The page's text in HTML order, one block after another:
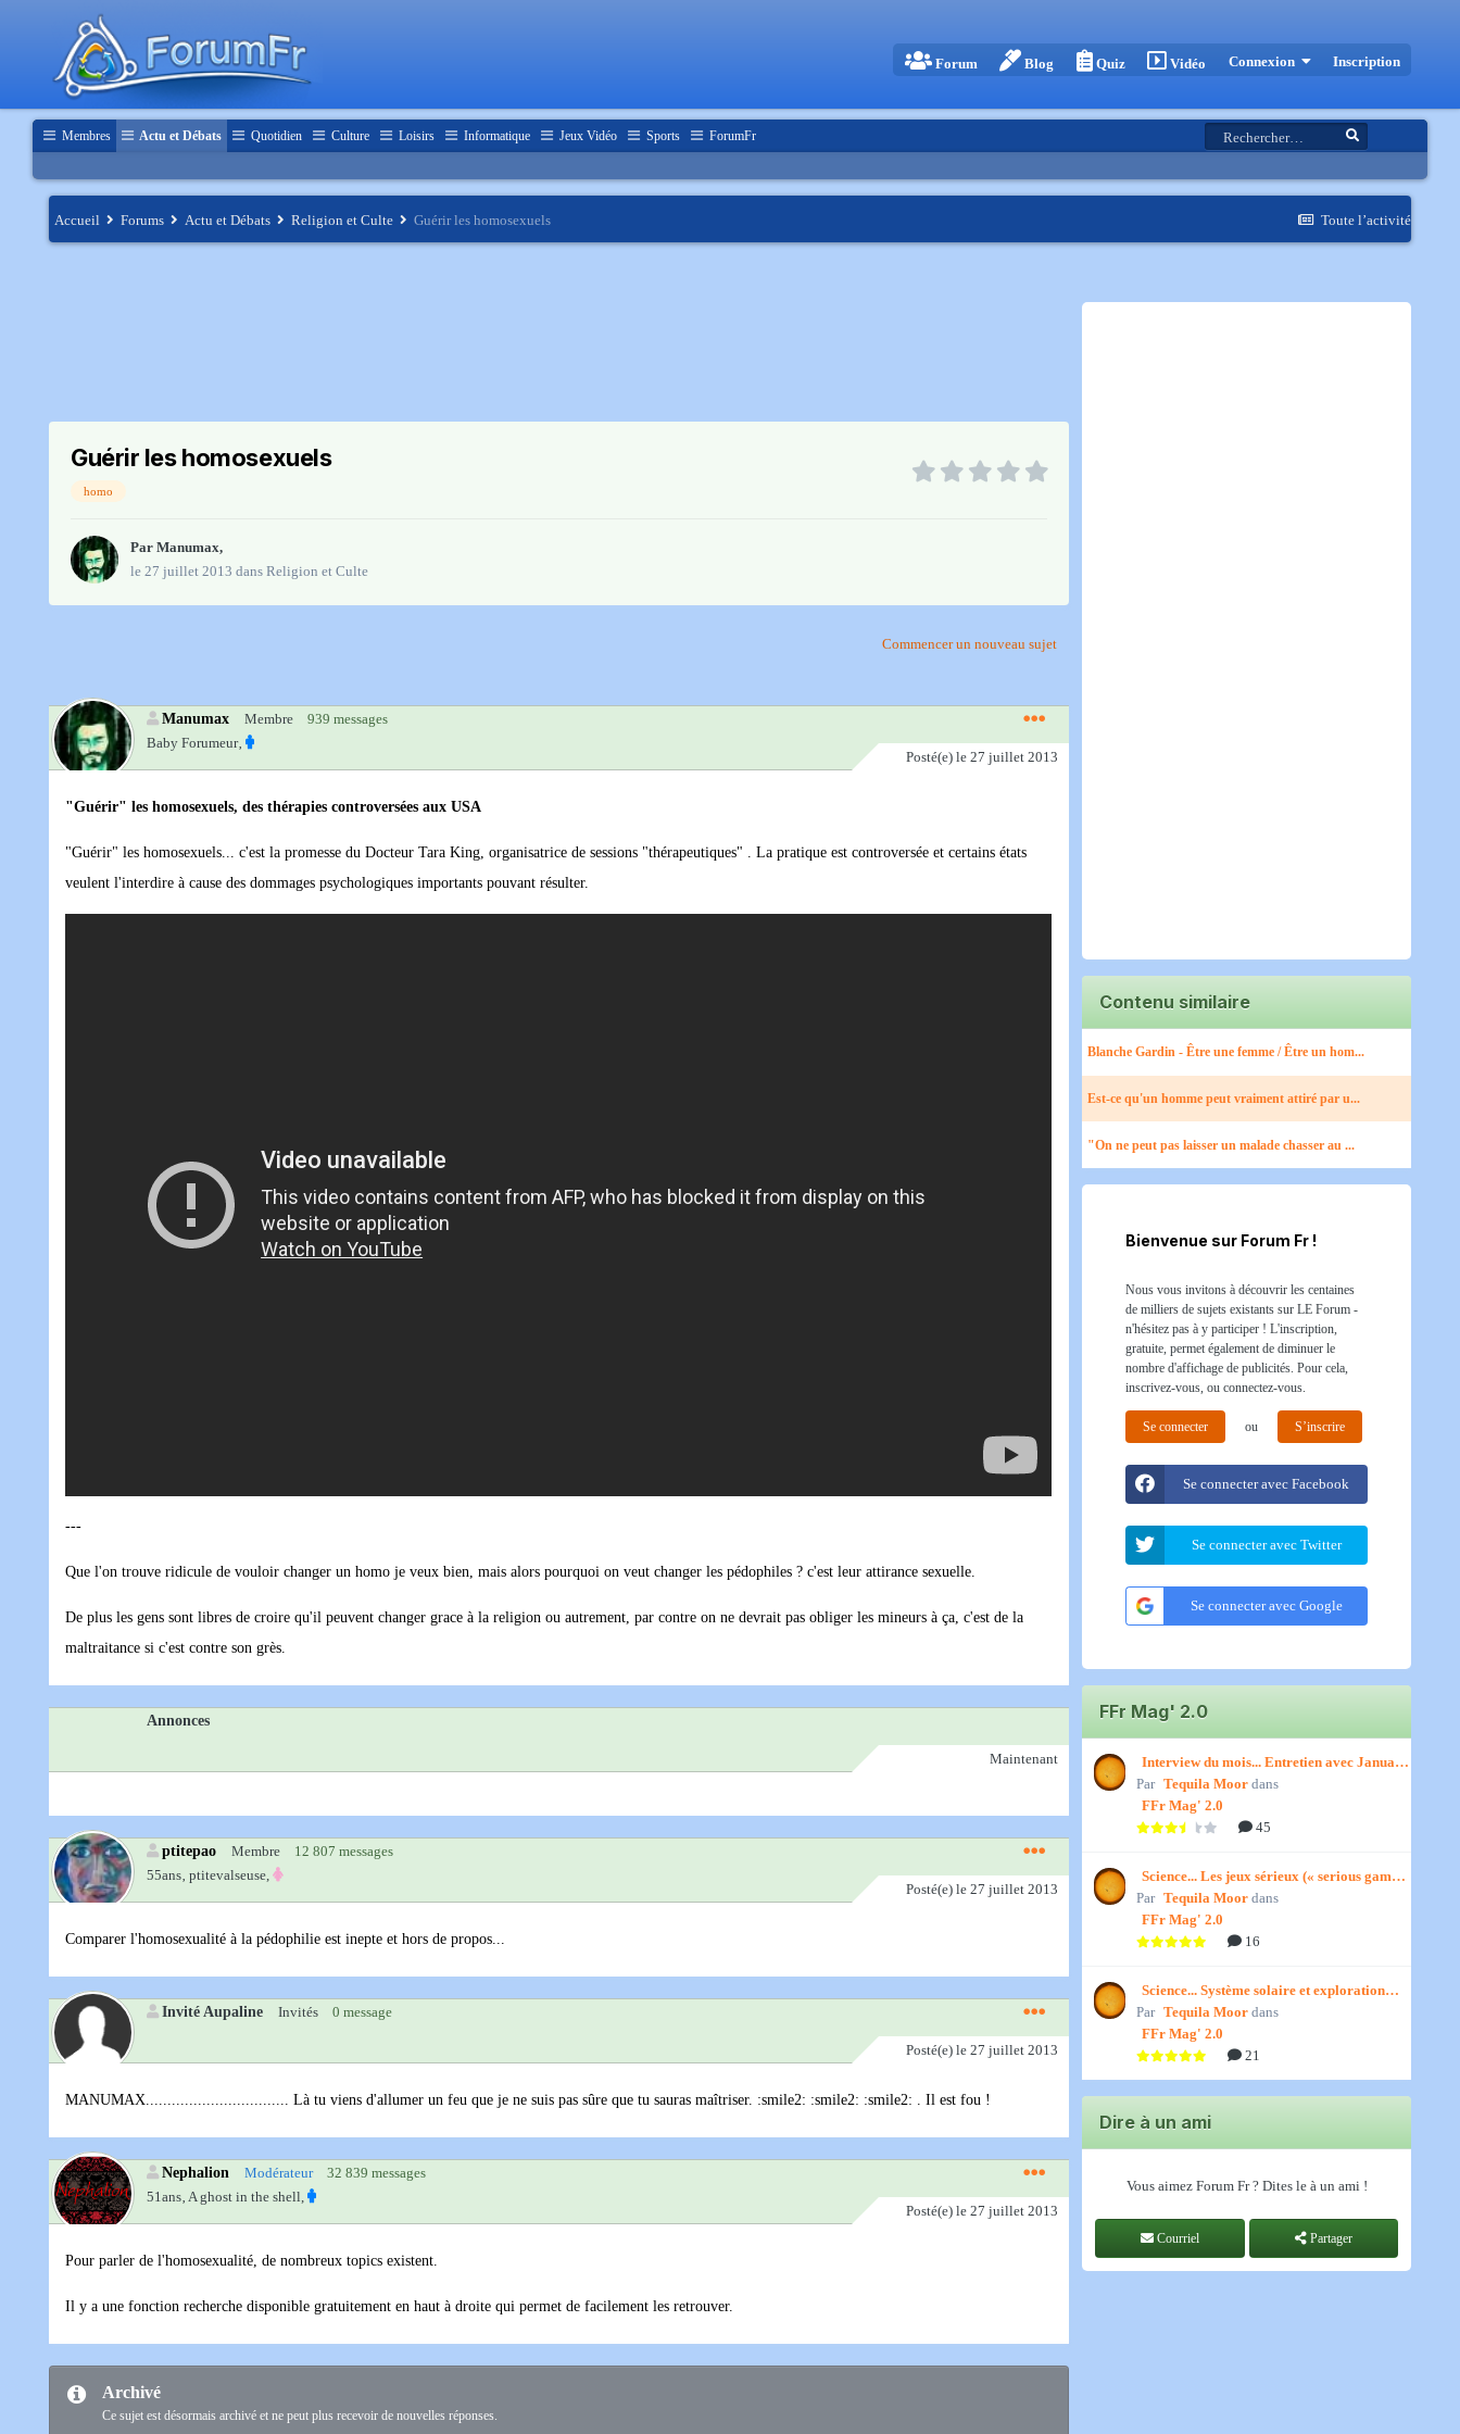
Forum Blog Quiz Vidéo Connexion Inscription
Membres Actu et Débats Quotidien Culture Loisirs Informatique Jeux Vidéo Sports ForumFr
Toute l’activité
Accueil Forums Actu et Débats Religion et Culte Guérir les homosexuels
Guérir les homosexuels
homo
Par Manumax,
le 27 juillet 2013 dans Religion et Culte
Commencer un nouveau sujet
Manumax Membre
939 messages
Baby Forumeur‚
Posté(e) le 27 juillet 2013
"Guérir" les homosexuels, des thérapies controversées aux USA
"Guérir" les homosexuels... c'est la promesse du Docteur Tara King, organisatrice de sessions "thérapeutiques" . La pratique est controversée et certains états
veulent l'interdire à cause des dommages psychologiques importants pouvant résulter.
---
Que l'on trouve ridicule de vouloir changer un homo je veux bien, mais alors pourquoi on veut changer les pédophiles ? c'est leur attirance sexuelle.
De plus les gens sont libres de croire qu'il peuvent changer grace à la religion ou autrement, par contre on ne devrait pas obliger les mineurs à ça, c'est de la
maltraitance si c'est contre son grès.
Annonces
Maintenant
ptitepao Membre
12 807 messages
55ans‚ ptitevalseuse,
Posté(e) le 27 juillet 2013
Comparer l'homosexualité à la pédophilie est inepte et hors de propos...
Invité Aupaline Invités 0 message
Posté(e) le 27 juillet 2013
MANUMAX................................. Là tu viens d'allumer un feu que je ne suis pas sûre que tu sauras maîtriser. :smile2: :smile2: :smile2: . Il est fou !
Nephalion Modérateur
32 839 messages
51ans‚ A ghost in the shell,
Posté(e) le 27 juillet 2013
Pour parler de l'homosexualité, de nombreux topics existent.
Il y a une fonction recherche disponible gratuitement en haut à droite qui permet de facilement les retrouver.
Archivé
Ce sujet est désormais archivé et ne peut plus recevoir de nouvelles réponses.
Contenu similaire
Blanche Gardin - Être une femme / Être un hom...
Est-ce qu'un homme peut vraiment attiré par u...
"On ne peut pas laisser un malade chasser au ...
Bienvenue sur Forum Fr !
Nous vous invitons à découvrir les centaines
de milliers de sujets existants sur LE Forum -
n'hésitez pas à y participer ! L'inscription,
gratuite, permet également de diminuer le
nombre d'affichage de publicités. Pour cela,
inscrivez-vous, ou connectez-vous.
Se connecter ou S’inscrire
Se connecter avec Facebook
Se connecter avec Twitter
Se connecter avec Google
FFr Mag' 2.0
Interview du mois... Entretien avec January,
par Titenath
Par Tequila Moor dans
FFr Mag' 2.0
45
Science... Les jeux sérieux (« serious games
») par Jedino
Par Tequila Moor dans
FFr Mag' 2.0
16
Science... Système solaire et exploration
spatiale, par Jedino
Par Tequila Moor dans
FFr Mag' 2.0
21
Dire à un ami
Vous aimez Forum Fr ? Dites le à un ami !
Courriel Partager